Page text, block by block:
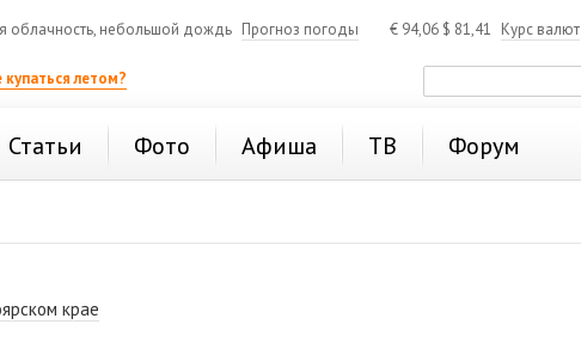
облачность, небольшой дождь Прогноз погоды € 94,06 $ 81,41 Курс валют
купаться летом?
Статьи Фото Афиша ТВ Форум
крае